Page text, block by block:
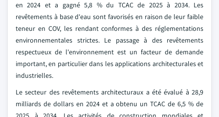
en 2024 et a gagné 5,8 % du TCAC de 2025 à 2034. Les
revêtements à base d'eau sont favorisés en raison de leur faible
teneur en COV, les rendant conformes à des réglementations
environnementales strictes. Le passage à des revêtements
respectueux de l'environnement est un facteur de demande
important, en particulier dans les applications architecturales et
industrielles.
Le secteur des revêtements architecturaux a été évalué à 28,9
milliards de dollars en 2024 et a obtenu un TCAC de 6,5 % de